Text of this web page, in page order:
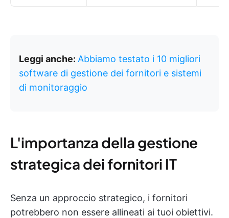
Leggi anche: Abbiamo testato i 10 migliori
software di gestione dei fornitori e sistemi
di monitoraggio
L'importanza della gestione
strategica dei fornitori IT
Senza un approccio strategico, i fornitori
potrebbero non essere allineati ai tuoi obiettivi.